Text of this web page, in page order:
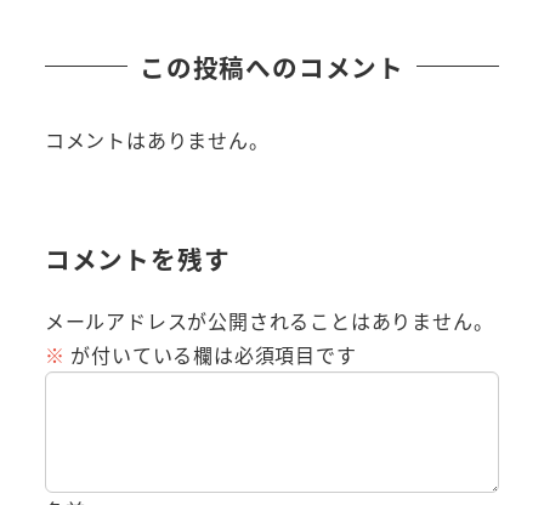
この投稿へのコメント
コメントはありません。
コメントを残す
メールアドレスが公開されることはありません。
※ が付いている欄は必須項目です